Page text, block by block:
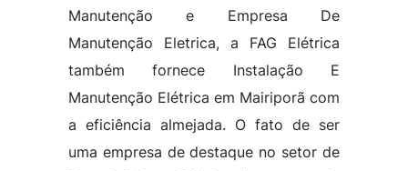
Manutenção e Empresa De
Manutenção Eletrica, a FAG Elétrica
também fornece Instalação E
Manutenção Elétrica em Mairiporã com
a eficiência almejada. O fato de ser
uma empresa de destaque no setor de